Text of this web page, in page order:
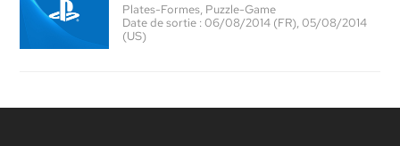
Plates-Formes, Puzzle-Game
Date de sortie :06/08/2014 (FR), 05/08/2014
(US)